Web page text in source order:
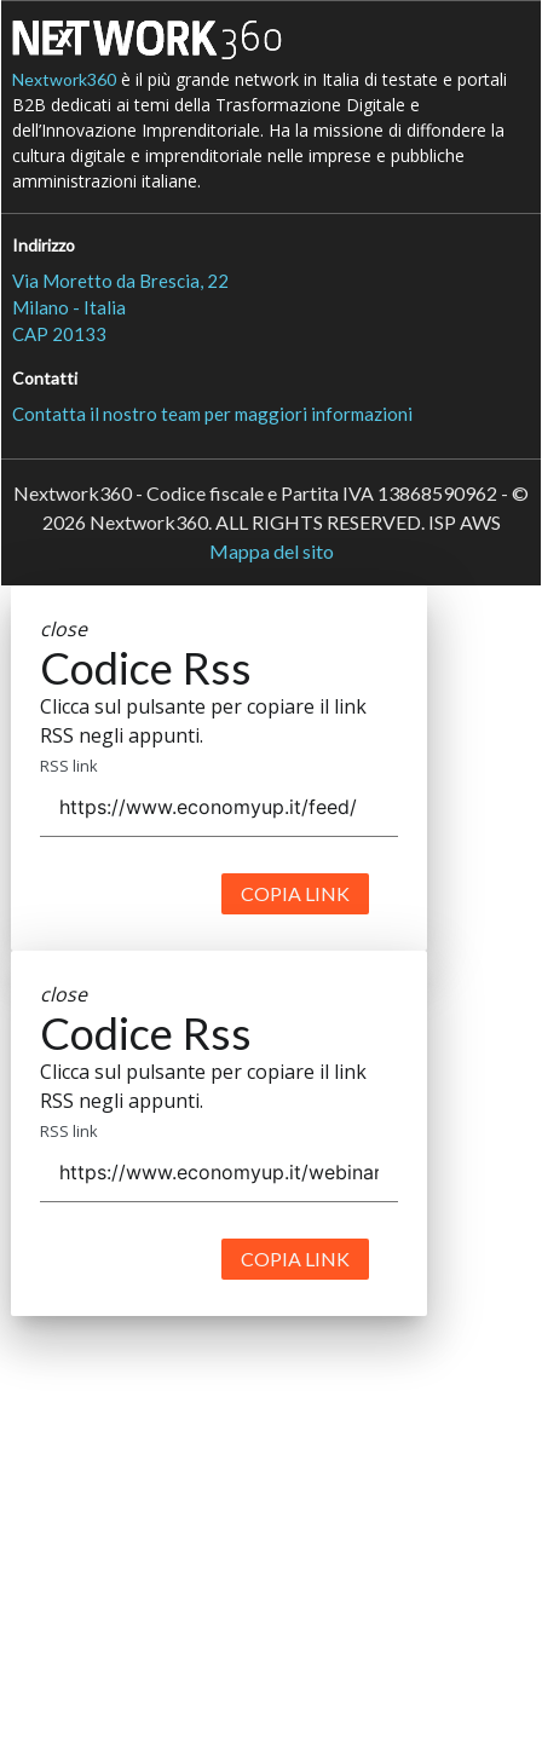
Nextwork360 è il più grande network in Italia di testate e portali
B2B dedicati ai temi della Trasformazione Digitale e
dell’Innovazione Imprenditoriale. Ha la missione di diffondere la
cultura digitale e imprenditoriale nelle imprese e pubbliche
amministrazioni italiane.
Indirizzo
Via Moretto da Brescia, 22
Milano - Italia
CAP 20133
Contatti
Contatta il nostro team per maggiori informazioni
Nextwork360 - Codice fiscale e Partita IVA 13868590962 - ©
2026 Nextwork360. ALL RIGHTS RESERVED. ISP AWS
Mappa del sito
close
Codice Rss
Clicca sul pulsante per copiare il link
RSS negli appunti.
RSS link
COPIA LINK
close
Codice Rss
Clicca sul pulsante per copiare il link
RSS negli appunti.
RSS link
COPIA LINK